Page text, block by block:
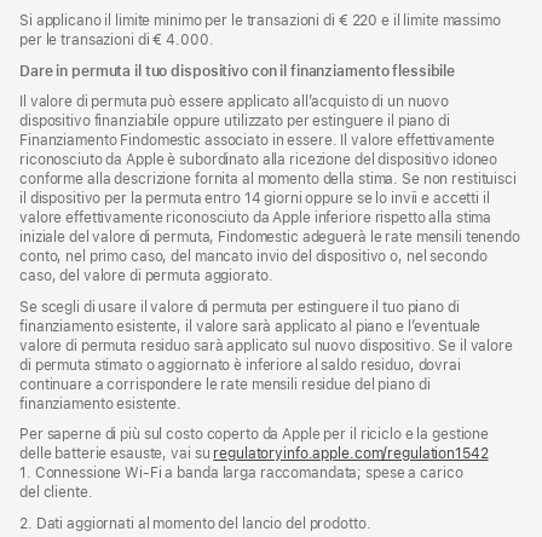
Si applicano il limite minimo per le transazioni di € 220 e il limite massimo
per le transazioni di € 4.000.
Dare in permuta il tuo dispositivo con il finanziamento flessibile
Il valore di permuta può essere applicato all’acquisto di un nuovo
dispositivo finanziabile oppure utilizzato per estinguere il piano di
Finanziamento Findomestic associato in essere. Il valore effettivamente
riconosciuto da Apple è subordinato alla ricezione del dispositivo idoneo
conforme alla descrizione fornita al momento della stima. Se non restituisci
il dispositivo per la permuta entro 14 giorni oppure se lo invii e accetti il
valore effettivamente riconosciuto da Apple inferiore rispetto alla stima
iniziale del valore di permuta, Findomestic adeguerà le rate mensili tenendo
conto, nel primo caso, del mancato invio del dispositivo o, nel secondo
caso, del valore di permuta aggiorato.
Se scegli di usare il valore di permuta per estinguere il tuo piano di
finanziamento esistente, il valore sarà applicato al piano e l’eventuale
valore di permuta residuo sarà applicato sul nuovo dispositivo. Se il valore
di permuta stimato o aggiornato è inferiore al saldo residuo, dovrai
continuare a corrispondere le rate mensili residue del piano di
finanziamento esistente.
Per saperne di più sul costo coperto da Apple per il riciclo e la gestione
delle batterie esauste, vai su regulatoryinfo.apple.com/regulation1542(si
1. Connessione Wi‑Fi a banda larga raccomandata; spese a carico
del cliente.
2. Dati aggiornati al momento del lancio del prodotto.